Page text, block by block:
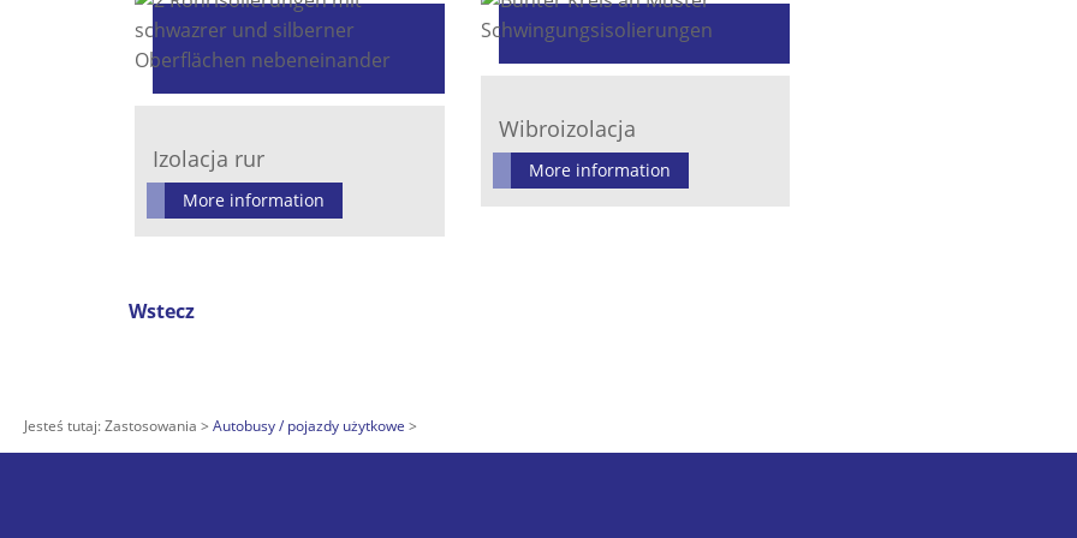
Izolacja rur
More information
Wibroizolacja
More information
Wstecz
Jesteś tutaj:Zastosowania Autobusy / pojazdy użytkowe